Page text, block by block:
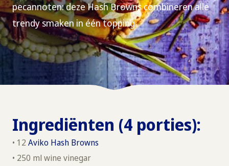
pecannoten: deze Hash Browns combineren alle
trendy smaken in één topping.
Ingrediënten (4 porties):
• 12 Aviko Hash Browns
• 250 ml wine vinegar